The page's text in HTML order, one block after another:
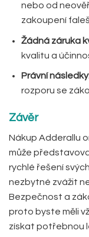
nebo od
zakoupení
Žádná záruka
kvalitu a
Právní
rozporu se
Závěr
Nákup Adderallu
může
rychlé řešení
nezbytné zvážit
Bezpečnost a
proto byste měli
získat potřebnou